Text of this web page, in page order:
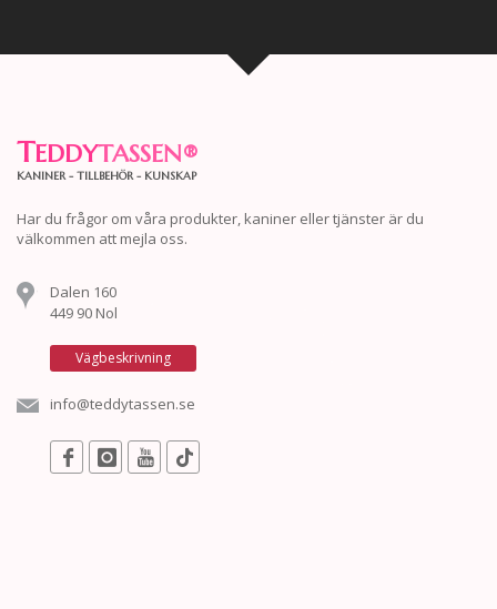
TEDDYTASSEN®
KANINER - TILLBEHÖR - KUNSKAP
Har du frågor om våra produkter, kaniner eller tjänster är du
välkommen att mejla oss.
Dalen 160
449 90 Nol
Vägbeskrivning
info@teddytassen.se